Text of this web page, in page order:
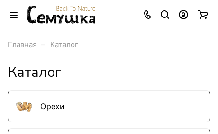
Главная – Каталог
Каталог
Орехи